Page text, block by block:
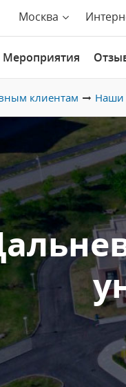
Москва
Мероприятия
клиентам Наши